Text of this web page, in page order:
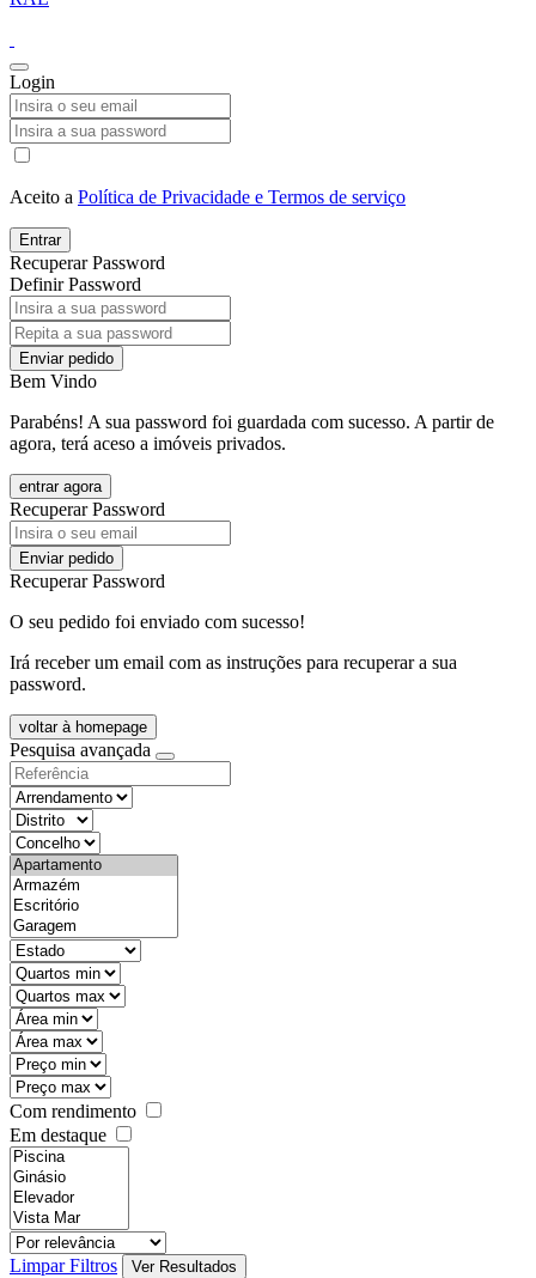
Login
Aceito a Política de Privacidade e Termos de serviço
Entrar
Recuperar Password
Definir Password
Enviar pedido
Bem Vindo
Parabéns! A sua password foi guardada com sucesso. A partir de
agora, terá aceso a imóveis privados.
entrar agora
Recuperar Password
Enviar pedido
Recuperar Password
O seu pedido foi enviado com sucesso!
Irá receber um email com as instruções para recuperar a sua
password.
voltar à homepage
Pesquisa avançada
Com rendimento
Em destaque
Limpar Filtros Ver Resultados